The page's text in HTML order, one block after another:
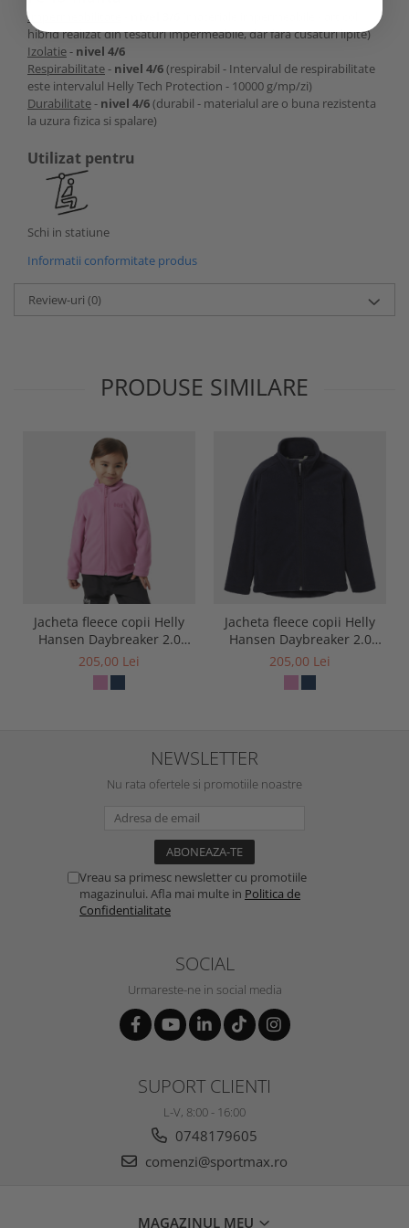
Impermeabilitate
hibrid realizat din tesaturi impermeabile, dar fara cusaturi lipite)
Izolatie- nivel 4/6
Respirabilitate- nivel 4/6(respirabil - Intervalul de respirabilitate
este intervalul Helly Tech Protection - 10000 g/mp/zi)
Durabilitate- nivel 4/6(durabil - materialul are o buna rezistenta
la uzura fizica si spalare)
Utilizat pentru
Schi in statiune
Informatii conformitate produs
Review-uri (0)
PRODUSE SIMILARE
Jacheta fleece copii Helly
Hansen Daybreaker 2.0
Jacket
205,00 Lei
Jacheta fleece copii Helly
Hansen Daybreaker 2.0
Jacket
205,00 Lei
NEWSLETTER
Nu rata ofertele si promotiile noastre
Vreau sa primesc newsletter cu promotiile
magazinului. Afla mai multe in Politica de
Confidentialitate
SOCIAL
Urmareste-ne in social media
SUPORT CLIENTI
L-V, 8:00 - 16:00
0748179605
comenzi@sportmax.ro
MAGAZINUL MEU